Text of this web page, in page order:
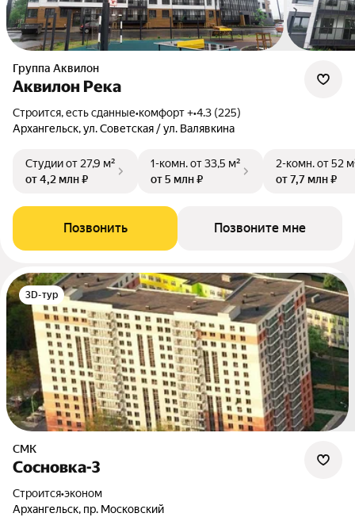
Группа Аквилон
Аквилон Река
Строится, есть сданные•комфорт +•4.3 (225)
Архангельск, ул. Советская / ул. Валявкина
Студииот 27,9 м²
от 4,2 млн ₽
1-комн.от 33,5 м²
от 5 млн ₽
2-комн.от 52
от 7,7 млн ₽
Позвонить Позвоните мне
3D-тур
СМК
Сосновка-3
Строится•эконом
Архангельск, пр. Московский